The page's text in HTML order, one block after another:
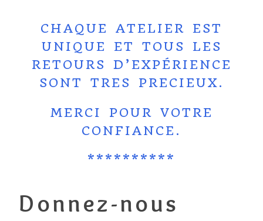
CHAQUE ATELIER EST
UNIQUE ET TOUS LES
RETOURS D’EXPÉRIENCE
SONT TRES PRECIEUX.
MERCI POUR VOTRE
CONFIANCE.
**********
nous
Donnez-nous